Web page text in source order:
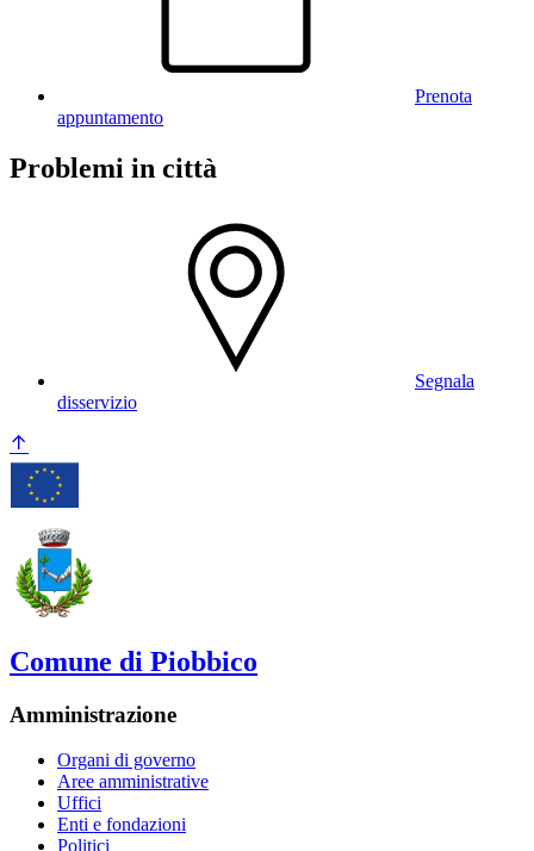
Prenota
appuntamento
Problemi in città
Segnala
disservizio
Comune di Piobbico
Amministrazione
Organi di governo
Aree amministrative
Uffici
Enti e fondazioni
Politici